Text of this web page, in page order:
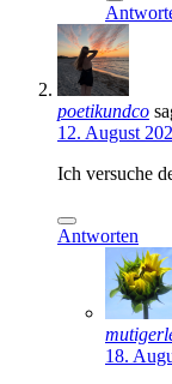
poetikundco
12. August
Ich versuche
Antworten
18.